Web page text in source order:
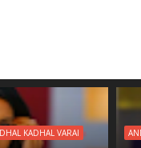
KADHAL VARAI